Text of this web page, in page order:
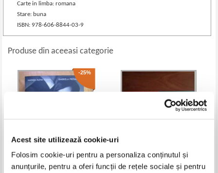
Acest site utilizează cookie-uri
Folosim cookie-uri pentru a personaliza conținutul și
anunțurile, pentru a oferi funcții de rețele sociale și pentru
Carte in limba: romana
Stare: buna
ISBN: 978-606-8844-03-9
Produse din aceeasi categorie
-25%